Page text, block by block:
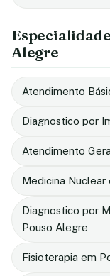
Alegre
Atendimento
Diagnostico por
Atendimento
Medicina
Diagnostico por
Pouso Alegre
Fisioterapia em